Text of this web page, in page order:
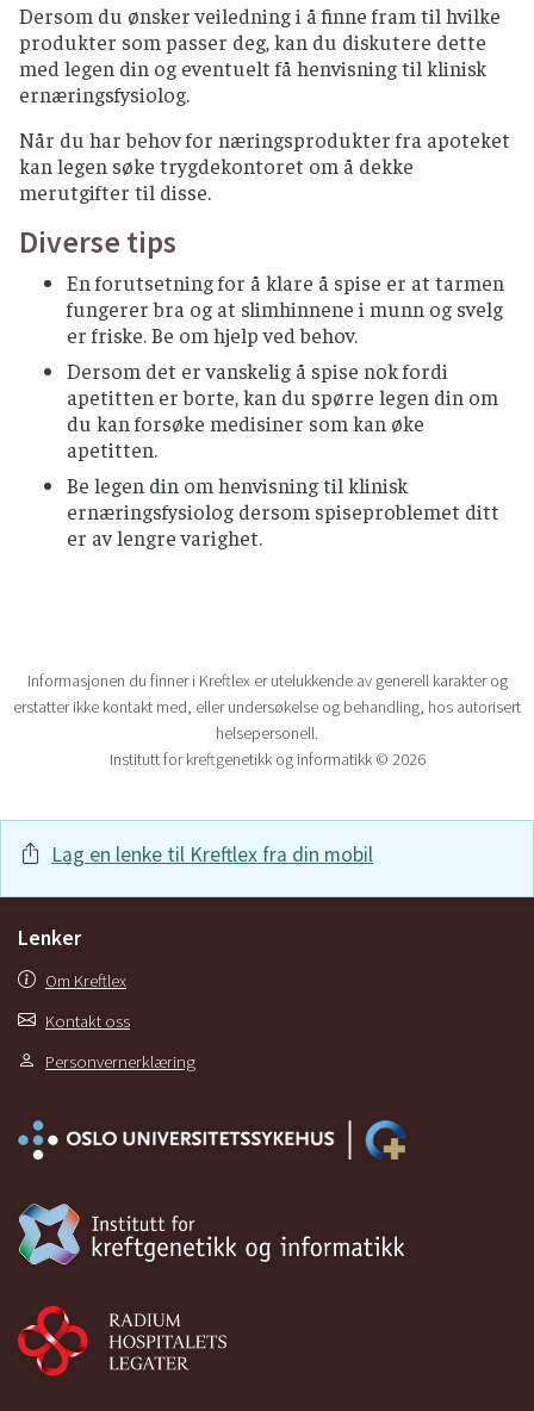
Dersom du ønsker veiledning i å finne fram til hvilke
produkter som passer deg, kan du diskutere dette
med legen din og eventuelt få henvisning til klinisk
ernæringsfysiolog.
Når du har behov for næringsprodukter fra apoteket
kan legen søke trygdekontoret om å dekke
merutgifter til disse.
Diverse tips
En forutsetning for å klare å spise er at tarmen
fungerer bra og at slimhinnene i munn og svelg
er friske. Be om hjelp ved behov.
Dersom det er vanskelig å spise nok fordi
apetitten er borte, kan du spørre legen din om
du kan forsøke medisiner som kan øke
apetitten.
Be legen din om henvisning til klinisk
ernæringsfysiolog dersom spiseproblemet ditt
er av lengre varighet.
Informasjonen du finner i Kreftlex er utelukkende av generell karakter og
erstatter ikke kontakt med, eller undersøkelse og behandling, hos autorisert
helsepersonell.
Institutt for kreftgenetikk og informatikk © 2026
Lag en lenke til Kreftlex fra din mobil
Lenker
Om Kreftlex
Kontakt oss
Personvernerklæring